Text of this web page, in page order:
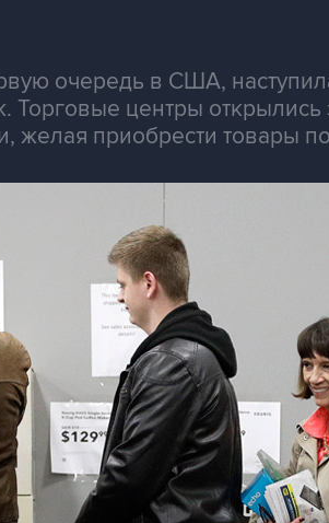
очередь в США,
Торговые центры
желая приобрести товары